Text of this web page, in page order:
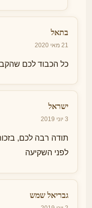
בתאל
21 מאי 2020
כל הכבוד לכם
ישראל
3 יוני 2019
תודה רבה לכם,
לפני השקיעה
גבריאל שמש